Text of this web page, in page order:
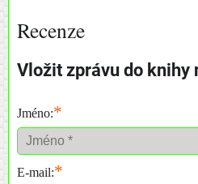
Recenze
Vložit zprávu do knihy
Jméno:*
E-mail:*